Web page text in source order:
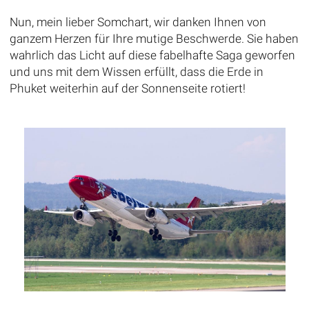
Nun, mein lieber Somchart, wir danken Ihnen von
ganzem Herzen für Ihre mutige Beschwerde. Sie haben
wahrlich das Licht auf diese fabelhafte Saga geworfen
und uns mit dem Wissen erfüllt, dass die Erde in
Phuket weiterhin auf der Sonnenseite rotiert!